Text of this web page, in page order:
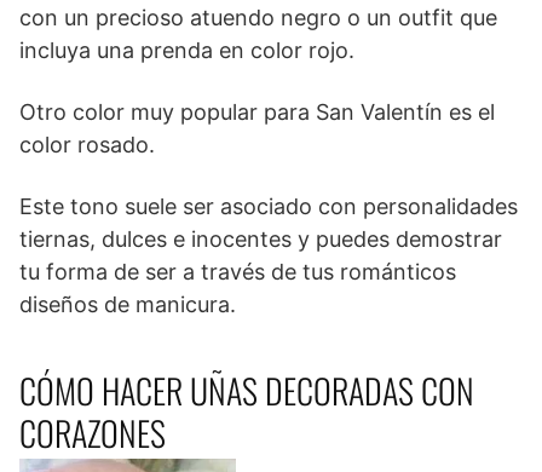
con un precioso atuendo negro o un outfit que
incluya una prenda en color rojo.
Otro color muy popular para San Valentín es el
color rosado.
Este tono suele ser asociado con personalidades
tiernas, dulces e inocentes y puedes demostrar
tu forma de ser a través de tus románticos
diseños de manicura.
CÓMO HACER UÑAS DECORADAS CON
CORAZONES